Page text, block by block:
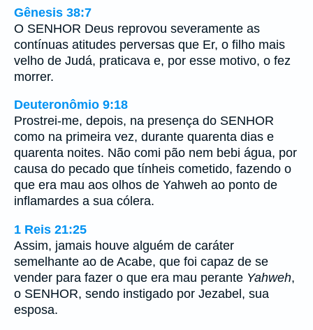
Gênesis 38:7
O SENHOR Deus reprovou severamente as
contínuas atitudes perversas que Er, o filho mais
velho de Judá, praticava e, por esse motivo, o fez
morrer.
Deuteronômio 9:18
Prostrei-me, depois, na presença do SENHOR
como na primeira vez, durante quarenta dias e
quarenta noites. Não comi pão nem bebi água, por
causa do pecado que tínheis cometido, fazendo o
que era mau aos olhos de Yahweh ao ponto de
inflamardes a sua cólera.
1 Reis 21:25
Assim, jamais houve alguém de caráter
semelhante ao de Acabe, que foi capaz de se
vender para fazer o que era mau perante Yahweh,
o SENHOR, sendo instigado por Jezabel, sua
esposa.